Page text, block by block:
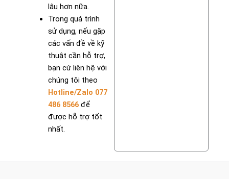
lâu hơn nữa.
Trong quá trình
sử dụng, nếu gặp
các vấn đề về kỹ
thuật cần hỗ trợ,
bạn cứ liên hệ với
chúng tôi theo
Hotline/Zalo 077
486 8566để
được hỗ trợ tốt
nhất.